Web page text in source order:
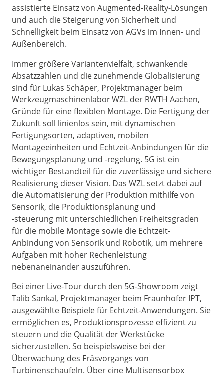
assistierte Einsatz von Augmented-Reality-Lösungen
und auch die Steigerung von Sicherheit und
Schnelligkeit beim Einsatz von AGVs im Innen- und
Außenbereich.
Immer größere Variantenvielfalt, schwankende
Absatzzahlen und die zunehmende Globalisierung
sind für Lukas Schäper, Projektmanager beim
Werkzeugmaschinenlabor WZL der RWTH Aachen,
Gründe für eine flexiblen Montage. Die Fertigung der
Zukunft soll linienlos sein, mit dynamischen
Fertigungsorten, adaptiven, mobilen
Montageeinheiten und Echtzeit-Anbindungen für die
Bewegungsplanung und -regelung. 5G ist ein
wichtiger Bestandteil für die zuverlässige und sichere
Realisierung dieser Vision. Das WZL setzt dabei auf
die Automatisierung der Produktion mithilfe von
Sensorik, die Produktionsplanung und
-steuerung mit unterschiedlichen Freiheitsgraden
für die mobile Montage sowie die Echtzeit-
Anbindung von Sensorik und Robotik, um mehrere
Aufgaben mit hoher Rechenleistung
nebenaneinander auszuführen.
Bei einer Live-Tour durch den 5G-Showroom zeigt
Talib Sankal, Projektmanager beim Fraunhofer IPT,
ausgewählte Beispiele für Echtzeit-Anwendungen. Sie
ermöglichen es, Produktionsprozesse effizient zu
steuern und die Qualität der Werkstücke
sicherzustellen. So beispielsweise bei der
Überwachung des Fräsvorgangs von
Turbinenschaufeln. Über eine Multisensorbox